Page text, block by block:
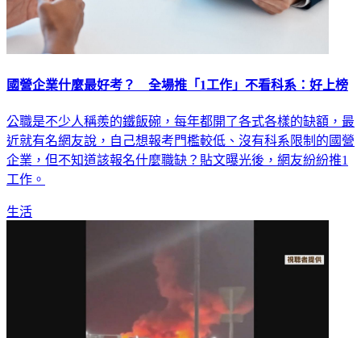
國營企業什麼最好考？ 全場推「1工作」不看科系：好上榜
公職是不少人稱羨的鐵飯碗，每年都開了各式各樣的缺額，最
近就有名網友說，自己想報考門檻較低、沒有科系限制的國營
企業，但不知道該報名什麼職缺？貼文曝光後，網友紛紛推1
工作。
生活